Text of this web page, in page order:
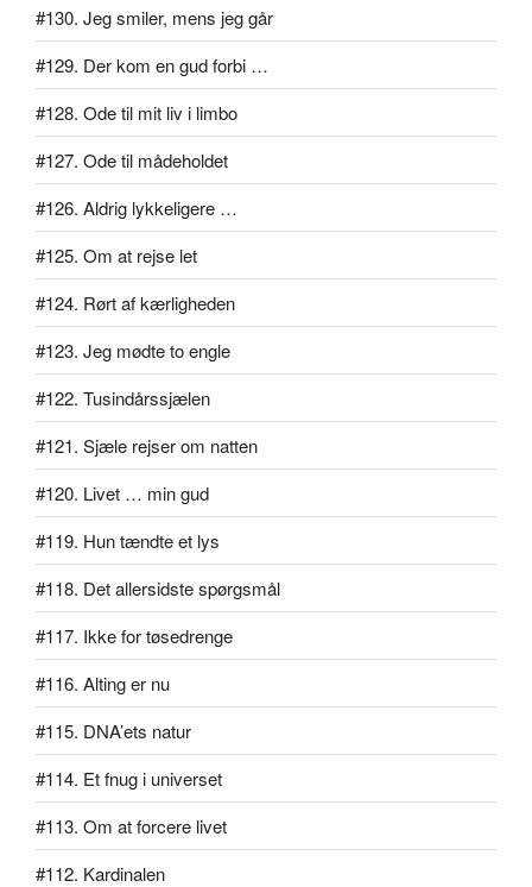
#130. Jeg smiler, mens jeg går
#129. Der kom en gud forbi …
#128. Ode til mit liv i limbo
#127. Ode til mådeholdet
#126. Aldrig lykkeligere …
#125. Om at rejse let
#124. Rørt af kærligheden
#123. Jeg mødte to engle
#122. Tusindårssjælen
#121. Sjæle rejser om natten
#120. Livet … min gud
#119. Hun tændte et lys
#118. Det allersidste spørgsmål
#117. Ikke for tøsedrenge
#116. Alting er nu
#115. DNA’ets natur
#114. Et fnug i universet
#113. Om at forcere livet
#112. Kardinalen